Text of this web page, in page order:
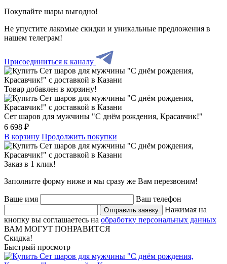
Покупайте шары выгодно!
Не упустите лакомые скидки и уникальные предложения в
нашем телеграм!
Присоединиться к каналу
Товар добавлен в корзину!
Сет шаров для мужчины "С днём рождения, Красавчик!"
6 698 ₽
В корзину Продолжить покупки
Заказ в 1 клик!
Заполните форму ниже и мы сразу же Вам перезвоним!
Ваше имя Ваш телефон
Отправить заявку
Нажимая на
кнопку вы соглашаетесь на обработку персональных данных
ВАМ МОГУТ ПОНРАВИТСЯ
Скидка!
Быстрый просмотр